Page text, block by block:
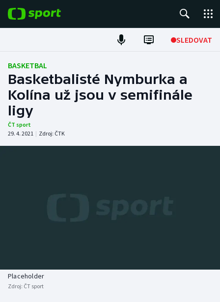
SLEDOVAT
Fotbal
Hokej
Tenis
Atletika
Biatlon
Aplikace ČT sport
BASKETBAL
Basketbalisté Nymburka a
Kolína už jsou v semifinále
ligy
ČT sport
29. 4. 2021 | Zdroj: ČTK
Placeholder
Zdroj: ČT sport